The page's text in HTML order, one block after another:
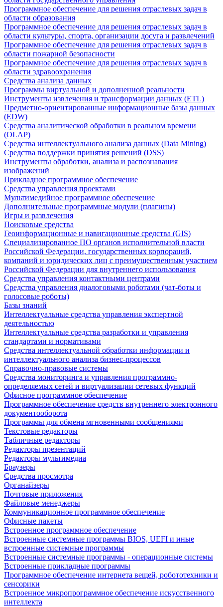
Программное обеспечение для решения отраслевых задач в
области образования
Программное обеспечение для решения отраслевых задач в
области культуры, спорта, организации досуга и развлечений
Программное обеспечение для решения отраслевых задач в
области пожарной безопасности
Программное обеспечение для решения отраслевых задач в
области здравоохранения
Средства анализа данных
Программы виртуальной и дополненной реальности
Инструменты извлечения и трансформации данных (ETL)
Предметно-ориентированные информационные базы данных
(EDW)
Средства аналитической обработки в реальном времени
(OLAP)
Средства интеллектуального анализа данных (Data Mining)
Средства поддержки принятия решений (DSS)
Инструменты обработки, анализа и распознавания
изображений
Прикладное программное обеспечение
Средства управления проектами
Мультимедийное программное обеспечение
Дополнительные программные модули (плагины)
Игры и развлечения
Поисковые средства
Геоинформационные и навигационные средства (GIS)
Специализированное ПО органов исполнительной власти
Российской Федерации, государственных корпораций,
компаний и юридических лиц с преимущественным участием
Российской Федерации для внутреннего использования
Средства управления контактными центрами
Средства управления диалоговыми роботами (чат-боты и
голосовые роботы)
Базы знаний
Интеллектуальные средства управления экспертной
деятельностью
Интеллектуальные средства разработки и управления
стандартами и нормативами
Средства интеллектуальной обработки информации и
интеллектуального анализа бизнес-процессов
Справочно-правовые системы
Средства мониторинга и управления программно-
определяемых сетей и виртуализации сетевых функций
Офисное программное обеспечение
Программное обеспечение средств внутреннего электронного
документооборота
Программы для обмена мгновенными сообщениями
Текстовые редакторы
Табличные редакторы
Редакторы презентаций
Редакторы мультимедиа
Браузеры
Средства просмотра
Органайзеры
Почтовые приложения
Файловые менеджеры
Коммуникационное программное обеспечение
Офисные пакеты
Встроенное программное обеспечение
Встроенные системные программы BIOS, UEFI и иные
встроенные системные программы
Встроенные системные программы - операционные системы
Встроенные прикладные программы
Программное обеспечение интернета вещей, робототехники и
сенсорики
Встроенное микропрограммное обеспечение искусственного
интеллекта